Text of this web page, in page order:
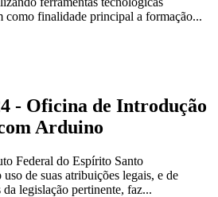
como finalidade principal a formação...
- Oficina de Introdução
Arduino
Federal do Espírito Santo
de suas atribuições legais, e de
legislação pertinente, faz...